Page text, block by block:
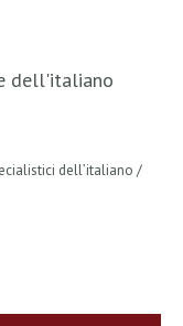
dell'italiano
dell’italiano /